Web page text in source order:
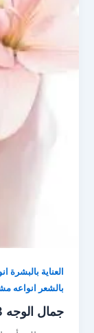
العناية بالبشرة
بالشعر انواعه
جمال الوجه 2013